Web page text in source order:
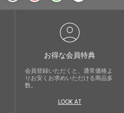
account_circle
お得な会員特典
会員登録いただくと、通常価格よ
りお安くお求めいただける商品多
数。
LOOK AT